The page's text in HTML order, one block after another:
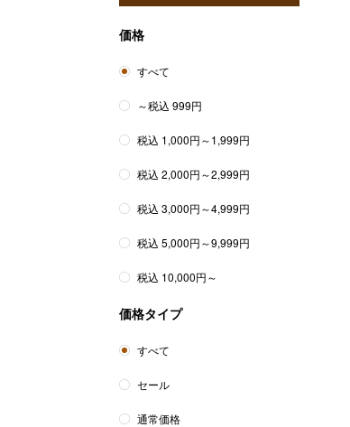
みやび堂
村上 (7)
紫野和久傳 (3)
森幸四郎 (1)
価格
すべて
～税込 999円
税込 1,000円～1,999円
税込 2,000円～2,999円
税込 3,000円～4,999円
税込 5,000円～9,999円
税込 10,000円～
価格タイプ
すべて
セール
通常価格